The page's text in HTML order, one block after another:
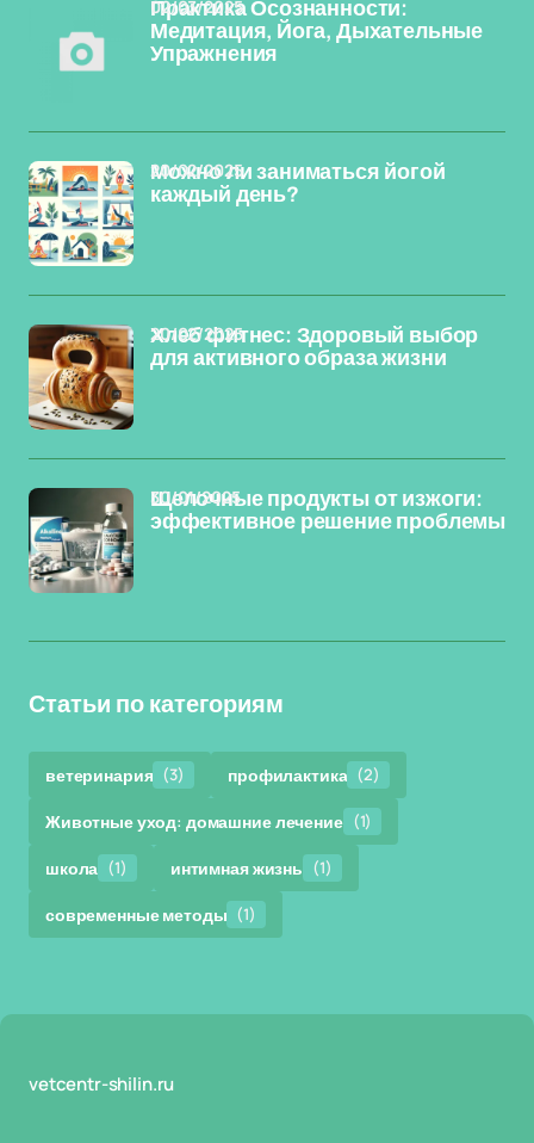
Практика Осознанности:
Медитация, Йога, Дыхательные
Упражнения
02/03/2025
Можно ли заниматься йогой
каждый день?
20/02/2025
Хлеб фитнес: Здоровый выбор
для активного образа жизни
20/02/2025
Щелочные продукты от изжоги:
эффективное решение проблемы
30/01/2025
Статьи по категориям
ветеринария (3) профилактика (2)
Животные уход: домашние лечение (1)
школа (1) интимная жизнь (1)
современные методы (1)
vetcentr-shilin.ru